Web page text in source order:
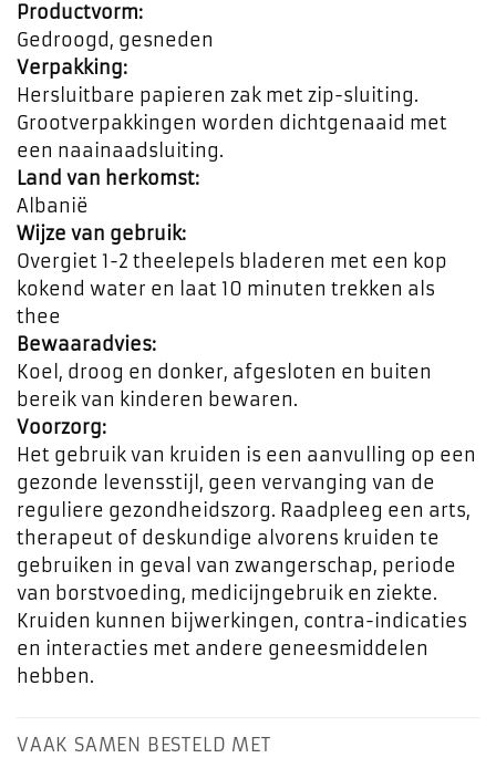
Productvorm:
Gedroogd, gesneden
Verpakking:
Hersluitbare papieren zak met zip-sluiting.
Grootverpakkingen worden dichtgenaaid met
een naainaadsluiting.
Land van herkomst:
Albanië
Wijze van gebruik:
Overgiet 1-2 theelepels bladeren met een kop
kokend water en laat 10 minuten trekken als
thee
Bewaaradvies:
Koel, droog en donker, afgesloten en buiten
bereik van kinderen bewaren.
Voorzorg:
Het gebruik van kruiden is een aanvulling op een
gezonde levensstijl, geen vervanging van de
reguliere gezondheidszorg. Raadpleeg een arts,
therapeut of deskundige alvorens kruiden te
gebruiken in geval van zwangerschap, periode
van borstvoeding, medicijngebruik en ziekte.
Kruiden kunnen bijwerkingen, contra-indicaties
en interacties met andere geneesmiddelen
hebben.
VAAK SAMEN BESTELD MET